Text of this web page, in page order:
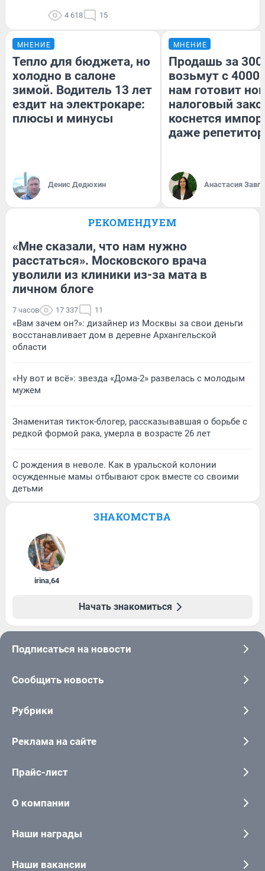
4 618 15
МНЕНИЕ
Тепло для бюджета, но
холодно в салоне
зимой. Водитель 13 лет
ездит на электрокаре:
плюсы и минусы
Денис Дедюхин
МНЕНИЕ
Продашь за
возьмут с
нам готовит
налоговый
коснется
даже
Анастасия
РЕКОМЕНДУЕМ
«Мне сказали, что нам нужно
расстаться». Московского врача
уволили из клиники из-за мата в
личном блоге
7 часов 17 337 11
«Вам зачем он?»: дизайнер из Москвы за свои деньги
восстанавливает дом в деревне Архангельской
области
«Ну вот и всё»: звезда «Дома-2» развелась с молодым
мужем
Знаменитая тикток-блогер, рассказывавшая о борьбе с
редкой формой рака, умерла в возрасте 26 лет
С рождения в неволе. Как в уральской колонии
осужденные мамы отбывают срок вместе со своими
детьми
ЗНАКОМСТВА
irina,64
Начать знакомиться
Подписаться на новости
Сообщить новость
Рубрики
Реклама на сайте
Прайс-лист
О компании
Наши награды
Наши вакансии